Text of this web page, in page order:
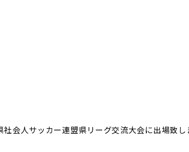
会人サッカー連盟県リーグ交流大会に出場致し